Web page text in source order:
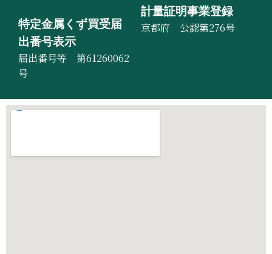
特定金属くず買受届
出番号表示
届出番号等 第61260062
号
計量証明事業登録
京都府 公認第276号